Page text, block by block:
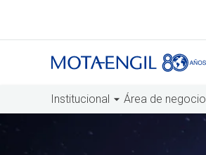
Institucional Área de negocio